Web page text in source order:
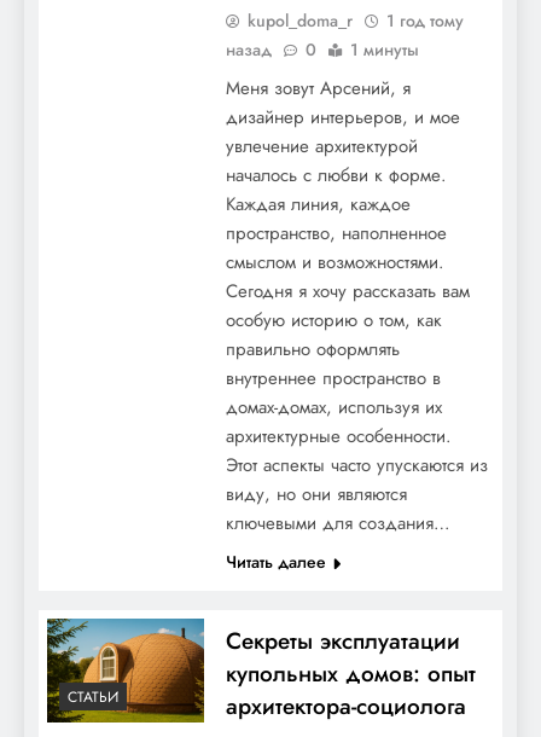
kupol_doma_r
1 год тому
назад
0 1 минуты
Меня зовут Арсений, я
дизайнер интерьеров, и мое
увлечение архитектурой
началось с любви к форме.
Каждая линия, каждое
пространство, наполненное
смыслом и возможностями.
Сегодня я хочу рассказать вам
особую историю о том, как
правильно оформлять
внутреннее пространство в
домах-домах, используя их
архитектурные особенности.
Этот аспекты часто упускаются из
виду, но они являются
ключевыми для создания…
Читать далее
СТАТЬИ
Секреты эксплуатации
купольных домов: опыт
архитектора-социолога